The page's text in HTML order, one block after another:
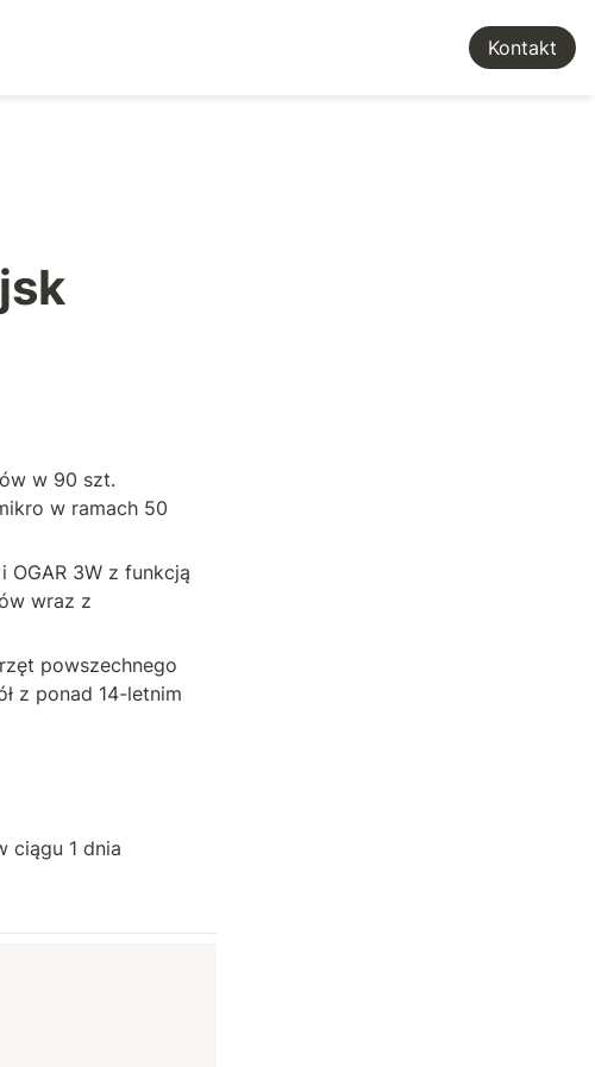
Kontakt
w 90 szt.
w ramach 50
OGAR 3W z funkcją
wraz z
powszechnego
z ponad 14-letnim
ciągu 1 dnia